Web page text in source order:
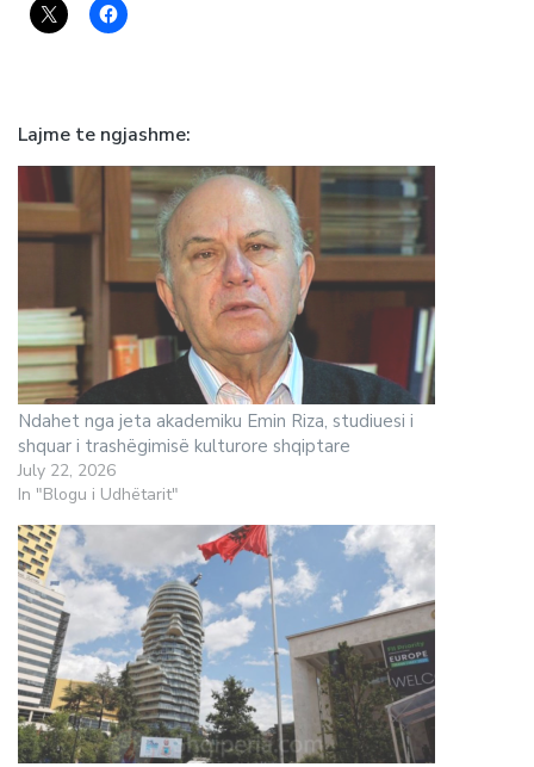
Lajme te ngjashme
Ndahet nga jeta akademiku Emin Riza, studiuesi i
shquar i trashëgimisë kulturore shqiptare
July 22, 2026
In "Blogu i Udhëtarit"